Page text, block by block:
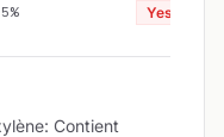
Yes
Contient